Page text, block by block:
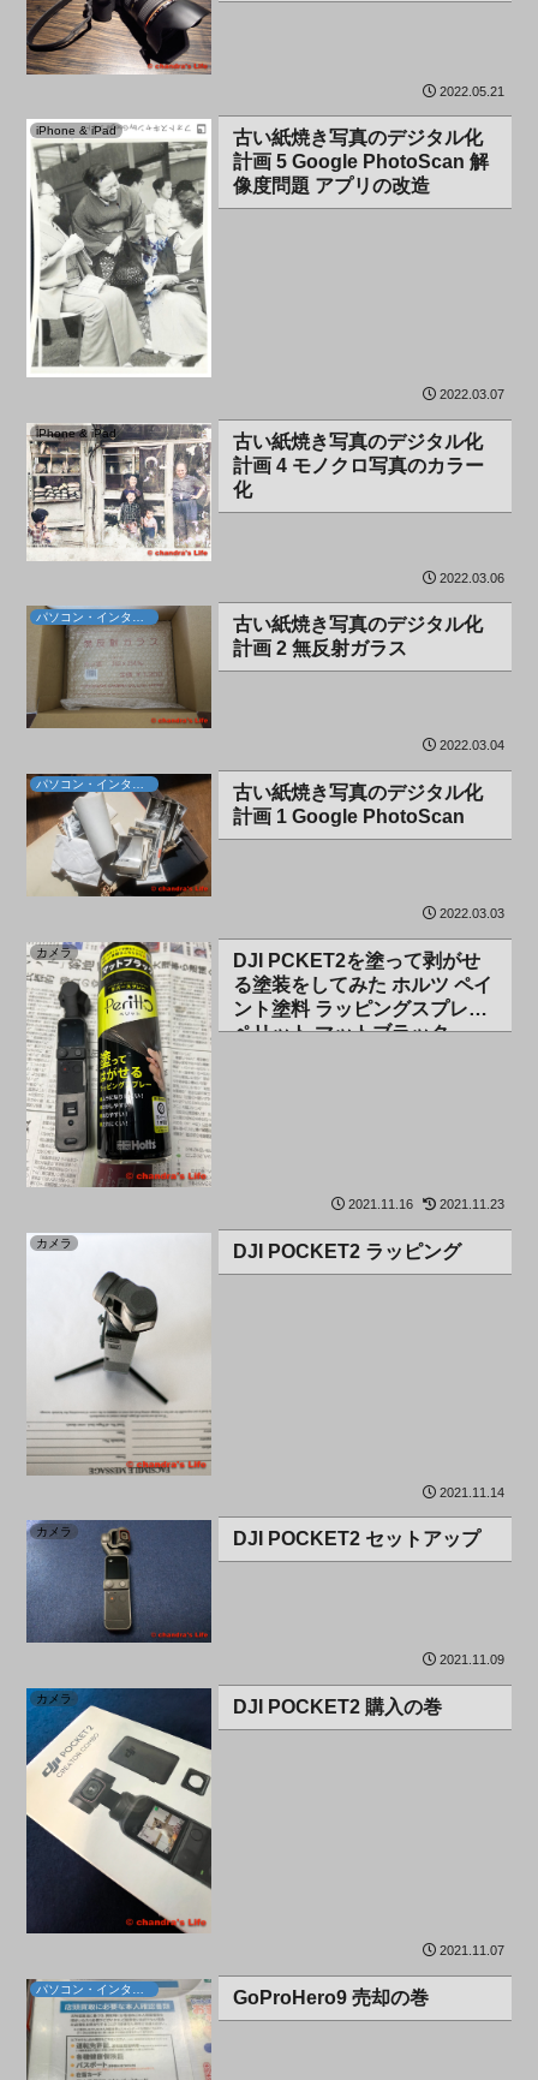
2022.05.21
iPhone & iPad
古い紙焼き写真のデジタル化
計画 5 Google PhotoScan 解
像度問題 アプリの改造
2022.03.07
iPhone & iPad
古い紙焼き写真のデジタル化
計画 4 モノクロ写真のカラー
化
2022.03.06
古い紙焼き写真のデジタル化
計画 2 無反射ガラス
2022.03.04
パソコン・インターネット
古い紙焼き写真のデジタル化
計画 1 Google PhotoScan
2022.03.03
カメラ
DJI PCKET2を塗って剥がせ
る塗装をしてみた ホルツ ペイ
ント塗料 ラッピングスプレー
ペリット マットブラック
2021.11.16 2021.11.23
カメラ DJI POCKET2 ラッピング
2021.11.14
カメラ DJI POCKET2 セットアップ
2021.11.09
カメラ DJI POCKET2 購入の巻
2021.11.07
パソコン・インターネット GoProHero9 売却の巻